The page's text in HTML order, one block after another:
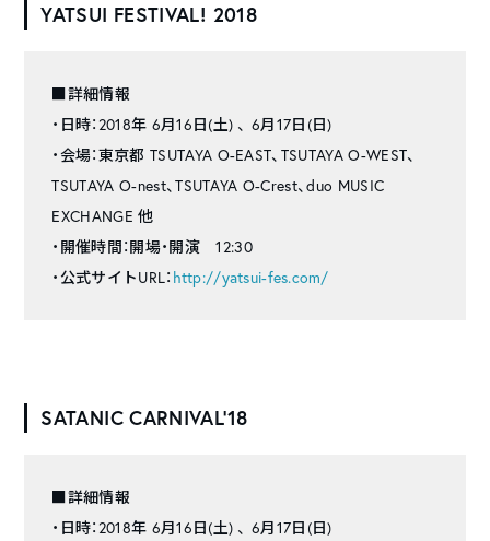
YATSUI FESTIVAL! 2018
■詳細情報
・日時：2018年 6月16日(土) 、 6月17日(日)
・会場：東京都 TSUTAYA O-EAST、TSUTAYA O-WEST、
TSUTAYA O-nest、TSUTAYA O-Crest、duo MUSIC
EXCHANGE 他
・開催時間：開場・開演 12:30
・公式サイトURL： http://yatsui-fes.com/
SATANIC CARNIVAL’18
■詳細情報
・日時：2018年 6月16日(土) 、 6月17日(日)